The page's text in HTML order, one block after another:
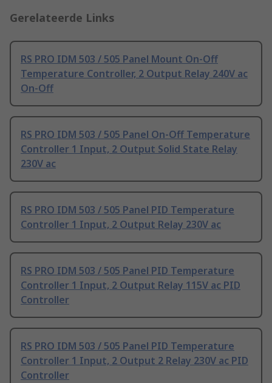
Gerelateerde Links
RS PRO IDM 503 / 505 Panel Mount On-Off
Temperature Controller, 2 Output Relay 240V ac
On-Off
RS PRO IDM 503 / 505 Panel On-Off Temperature
Controller 1 Input, 2 Output Solid State Relay
230V ac
RS PRO IDM 503 / 505 Panel PID Temperature
Controller 1 Input, 2 Output Relay 230V ac
RS PRO IDM 503 / 505 Panel PID Temperature
Controller 1 Input, 2 Output Relay 115V ac PID
Controller
RS PRO IDM 503 / 505 Panel PID Temperature
Controller 1 Input, 2 Output 2 Relay 230V ac PID
Controller